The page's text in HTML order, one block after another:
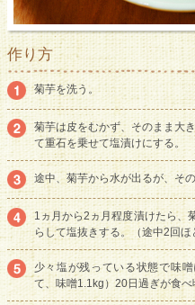
作り方
菊芋を洗う。
菊芋は皮をむかず、そのまま大
て重石を乗せて塩漬けにする。
途中、菊芋から水が出るが、そ
1ヵ月から2ヵ月程度漬けたら、
らして塩抜きする。（途中2回
少々塩が残っている状態で味
て、味噌1.1kg）20日過ぎが食べ